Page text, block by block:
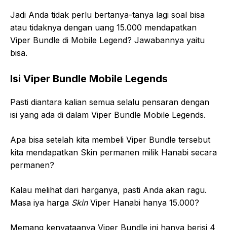
Jadi Anda tidak perlu bertanya-tanya lagi soal bisa
atau tidaknya dengan uang 15.000 mendapatkan
Viper Bundle di Mobile Legend? Jawabannya yaitu
bisa.
Isi Viper Bundle Mobile Legends
Pasti diantara kalian semua selalu pensaran dengan
isi yang ada di dalam Viper Bundle Mobile Legends.
Apa bisa setelah kita membeli Viper Bundle tersebut
kita mendapatkan Skin permanen milik Hanabi secara
permanen?
Kalau melihat dari harganya, pasti Anda akan ragu.
Masa iya harga Skin Viper Hanabi hanya 15.000?
Memang kenyataanya Viper Bundle ini hanya berisi 4